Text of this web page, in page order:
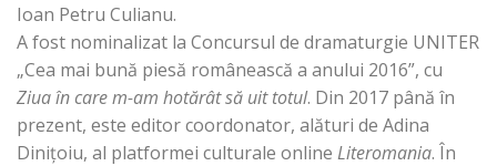
Ioan Petru Culianu.
A fost nominalizat la Concursul de dramaturgie UNITER
„Cea mai bună piesă românească a anului 2016”, cu
Ziua în care m-am hotărât să uit totul. Din 2017 până în
prezent, este editor coordonator, alături de Adina
Dinițoiu, al platformei culturale online Literomania. În